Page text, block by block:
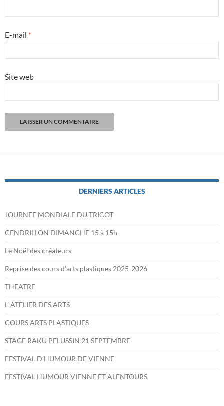
E-mail *
Site web
DERNIERS ARTICLES
JOURNEE MONDIALE DU TRICOT
CENDRILLON DIMANCHE 15 à 15h
Le Noël des créateurs
Reprise des cours d’arts plastiques 2025-2026
THEATRE
L’ ATELIER DES ARTS
COURS ARTS PLASTIQUES
STAGE RAKU PELUSSIN 21 SEPTEMBRE
FESTIVAL D’HUMOUR DE VIENNE
FESTIVAL HUMOUR VIENNE ET ALENTOURS